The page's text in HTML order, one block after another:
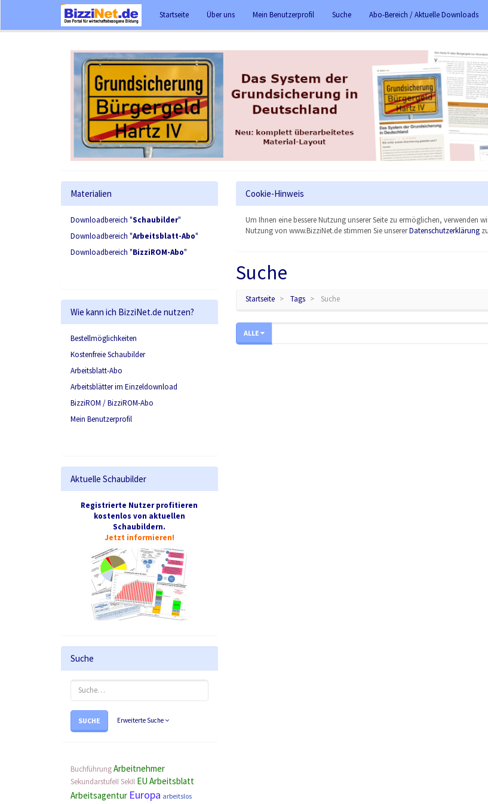
Startseite Über uns Mein Benutzerprofil Suche Abo-Bereich / Aktuelle Downloads
Materialien
Downloadbereich "Schaubilder"
Downloadbereich "Arbeitsblatt-Abo"
Downloadbereich "BizziROM-Abo"
Wie kann ich BizziNet.de nutzen?
Bestellmöglichkeiten
Kostenfreie Schaubilder
Arbeitsblatt-Abo
Arbeitsblätter im Einzeldownload
BizziROM / BizziROM-Abo
Mein Benutzerprofil
Aktuelle Schaubilder
Registrierte Nutzer profitieren
kostenlos von aktuellen
Schaubildern.
Jetzt informieren!
Suche
SUCHE Erweiterte Suche
BuchführungArbeitnehmer
SekundarstufeII SekII EU Arbeitsblatt
Arbeitsagentur Europa arbeitslos
Cookie-Hinweis
Um Ihnen eine bessere Nutzung unserer Seite zu ermöglichen, verwenden
Nutzung von www.BizziNet.de stimmen Sie unsererDatenschutzerklärung
Suche
Startseite Tags Suche
ALLE